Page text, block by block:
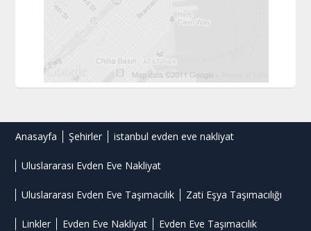
Anasayfa Şehirler istanbul evden eve nakliyat
Uluslararası Evden Eve Nakliyat
Uluslararası Evden Eve Taşımacılık Zati Eşya Taşımacılığı
Linkler Evden Eve Nakliyat Evden Eve Taşımacılık